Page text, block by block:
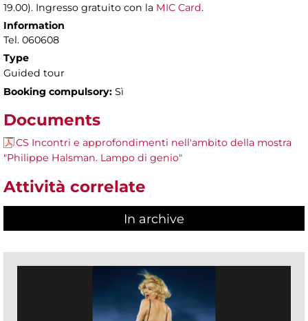
19.00). Ingresso gratuito con la MIC Card.
Information
Tel. 060608
Type
Guided tour
Booking compulsory: Sì
Documents
CS Incontri e approfondimenti nell'ambito della mostra
"Philippe Halsman. Lampo di genio"
Attività correlate
In archive